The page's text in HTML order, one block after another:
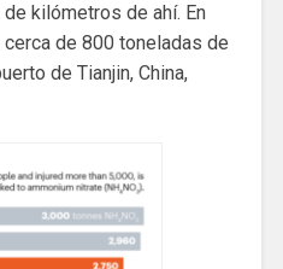
kilómetros de ahí. En
de 800 toneladas de
de Tianjin, China,